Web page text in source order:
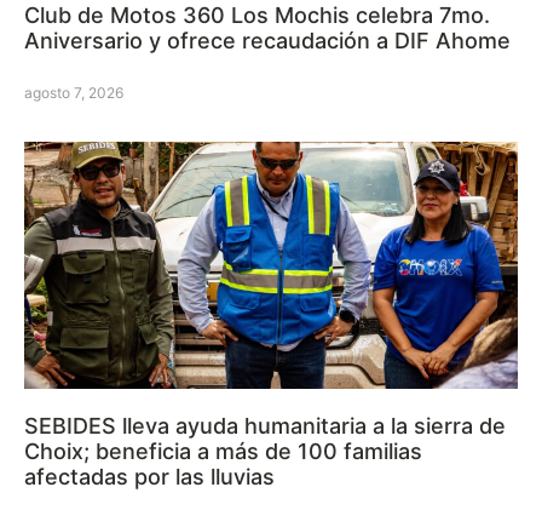
Club de Motos 360 Los Mochis celebra 7mo.
Aniversario y ofrece recaudación a DIF Ahome
agosto 7, 2026
SEBIDES lleva ayuda humanitaria a la sierra de
Choix; beneficia a más de 100 familias
afectadas por las lluvias